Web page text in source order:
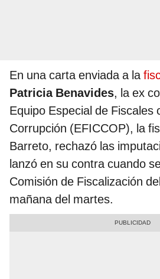
En una carta enviada a la
Patricia Benavides, la ex
Equipo Especial de Fiscales
Corrupción (EFICCOP), la
Barreto, rechazó las
lanzó en su contra cuando
Comisión de Fiscalización
mañana del martes.